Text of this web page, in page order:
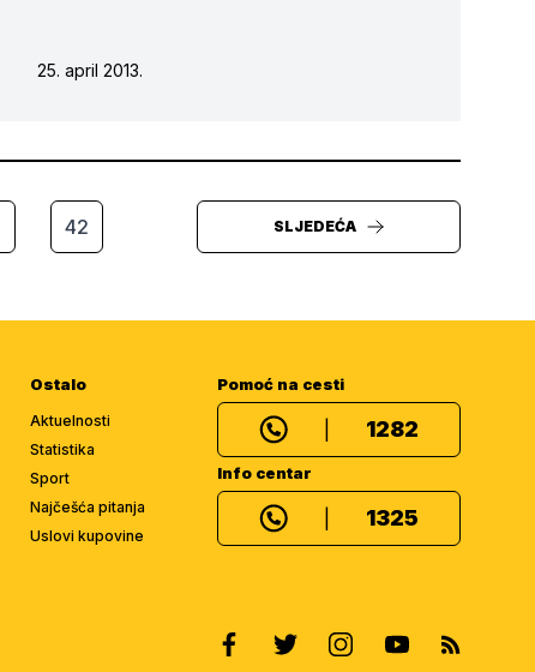
25. april 2013.
42 SLJEDEĆA
Ostalo
Aktuelnosti
Statistika
Sport
Najčešća pitanja
Uslovi kupovine
Pomoć na cesti
1282
Info centar
1325